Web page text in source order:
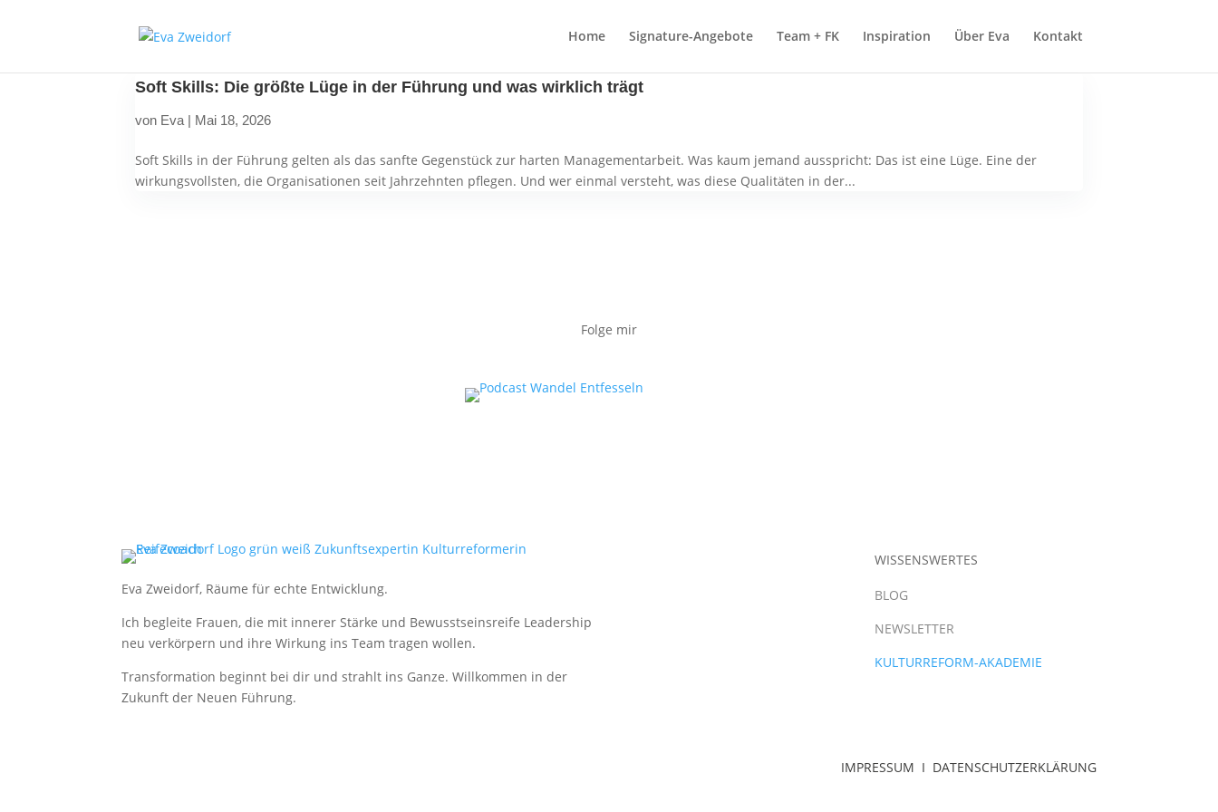
Home Signature-Angebote Team + FK Inspiration Über Eva Kontakt
Soft Skills: Die größte Lüge in der Führung und was wirklich trägt
von Eva | Mai 18, 2026
Soft Skills in der Führung gelten als das sanfte Gegenstück zur harten Managementarbeit. Was kaum jemand ausspricht: Das ist eine Lüge. Eine der
wirkungsvollsten, die Organisationen seit Jahrzehnten pflegen. Und wer einmal versteht, was diese Qualitäten in der...
Folge mir
Eva Zweidorf, Räume für echte Entwicklung.
Ich begleite Frauen, die mit innerer Stärke und Bewusstseinsreife Leadership
neu verkörpern und ihre Wirkung ins Team tragen wollen.
Transformation beginnt bei dir und strahlt ins Ganze. Willkommen in der
Zukunft der Neuen Führung.
WISSENSWERTES
BLOG
NEWSLETTER
KULTURREFORM-AKADEMIE
IMPRESSUM I DATENSCHUTZERKLÄRUNG